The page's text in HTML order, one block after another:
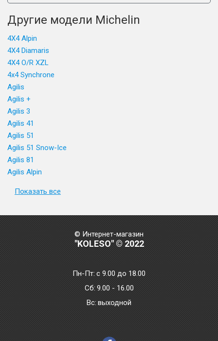
Другие модели Michelin
4X4 Alpin
4X4 Diamaris
4X4 O/R XZL
4x4 Synchrone
Agilis
Agilis +
Agilis 3
Agilis 41
Agilis 51
Agilis 51 Snow-Ice
Agilis 81
Agilis Alpin
Показать все
© Интернет-магазин
"KOLESO" © 2022
Пн-Пт:с 9.00 до 18.00
Сб: 9.00 - 16.00
Bc: выходной